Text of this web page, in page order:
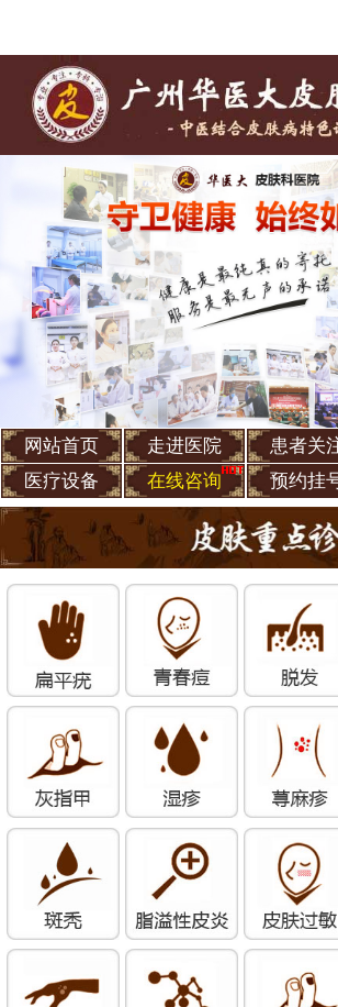
网站首页 走进医院 患者关
医疗设备
在线咨询 预约挂